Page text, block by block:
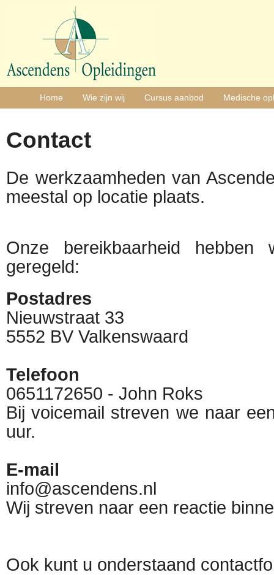
Home Wie zijn wij Cursus aanbod Medische
Contact
De werkzaamheden van
meestal op locatie plaats.
Onze bereikbaarheid
geregeld:
Postadres
Nieuwstraat 33
5552 BV Valkenswaard
Telefoon
0651172650 - John Roks
Bij voicemail streven we naar
uur.
E-mail
info@ascendens.nl
Wij streven naar een reactie
Ook kunt u onderstaand